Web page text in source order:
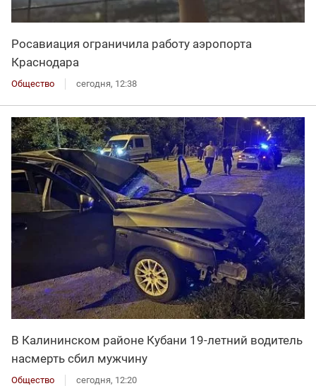
Росавиация ограничила работу аэропорта
Краснодара
Общество сегодня, 12:38
В Калининском районе Кубани 19-летний водитель
насмерть сбил мужчину
Общество сегодня, 12:20